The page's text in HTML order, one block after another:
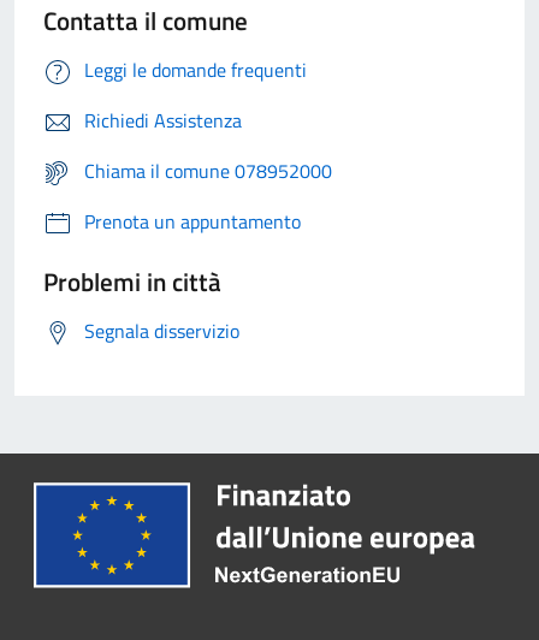
Contatta il comune
Leggi le domande frequenti
Richiedi Assistenza
Chiama il comune 078952000
Prenota un appuntamento
Problemi in città
Segnala disservizio